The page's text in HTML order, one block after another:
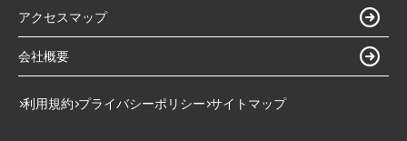
アクセスマップ
会社概要
利用規約 プライバシーポリシー サイトマップ